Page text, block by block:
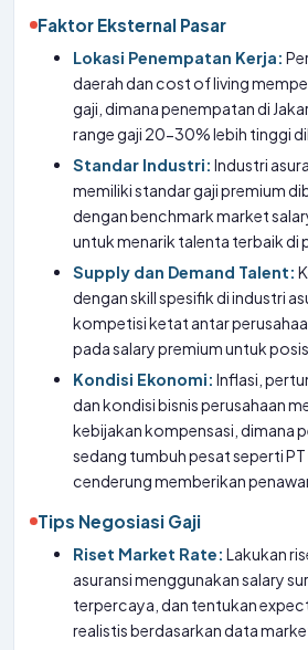
Faktor Eksternal Pasar
Lokasi Penempatan Kerja:
daerah dan cost of living
gaji, dimana penempatan di
range gaji 20-30% lebih tinggi
Standar Industri: Industri
memiliki standar gaji premium
dengan benchmark market
untuk menarik talenta terbaik di
Supply dan Demand Talent:
dengan skill spesifik di industri
kompetisi ketat antar
pada salary premium untuk
Kondisi Ekonomi: Inflasi,
dan kondisi bisnis perusahaan
kebijakan kompensasi, dimana
sedang tumbuh pesat seperti
cenderung memberikan
Tips Negosiasi Gaji
Riset Market Rate: Lakukan
asuransi menggunakan salary
terpercaya, dan tentukan
realistis berdasarkan data